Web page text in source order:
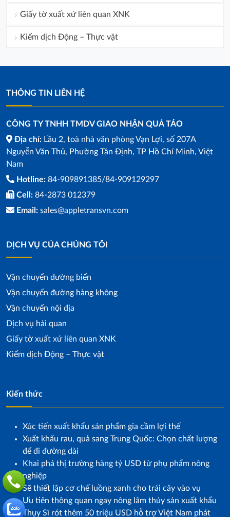
Giấy tờ xuất xứ liên quan XNK
Kiểm dịch Động – Thực vật
THÔNG TIN LIÊN HỆ
CÔNG TY TNHH TMDV GIAO NHẬN QUẢ TÁO
Địa chỉ: Lầu 2, toà nhà văn phòng Vạn Lợi, số 207A
Nguyễn Văn Thủ, Phường Tân Định, TP Hồ Chí Minh, Việt
Nam
Hotline: 84-909891385/84-909129297
Cell: 84-2873 012379
Email: sales@appletransvn.com
DỊCH VỤ CỦA CHÚNG TÔI
Vận chuyển đường biển
Vận chuyển đường hàng không
Vận chuyển nội địa
Dịch vụ hải quan
Giấy tờ xuất xứ liên quan XNK
Kiểm dịch Động – Thực vật
Kiến thức
Xúc tiến xuất khẩu sản phẩm gia cầm lợi thế
Xuất khẩu rau, quả sang Trung Quốc: Chọn chất lượng
để đi đường dài
Khai phá thị trường hàng tỷ USD từ phụ phẩm nông
nghiệp
Sẽ thiết lập cơ chế luồng xanh cho trái cây vào vụ
Ưu tiên thông quan ngay nông lâm thủy sản xuất khẩu
Thụy Sĩ rót thêm 50 triệu USD hỗ trợ Việt Nam phát